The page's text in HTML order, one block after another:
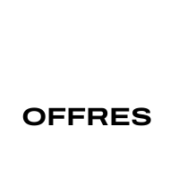
OFFRES